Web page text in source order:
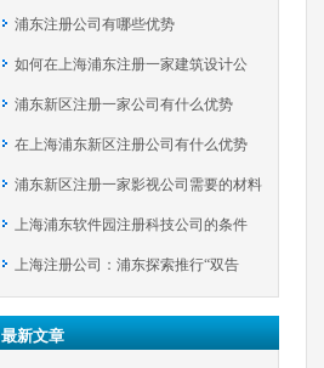
点
浦东注册公司有哪些优势
如何在上海浦东注册一家建筑设计公
司？
浦东新区注册一家公司有什么优势
在上海浦东新区注册公司有什么优势
浦东新区注册一家影视公司需要的材料
上海浦东软件园注册科技公司的条件
上海注册公司：浦东探索推行“双告
最新文章